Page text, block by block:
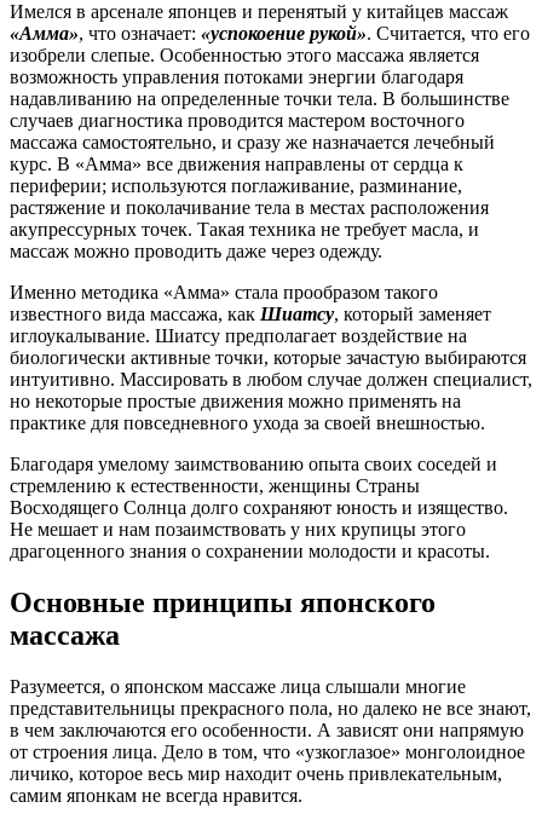
Имелся в арсенале японцев и перенятый у китайцев массаж
«Амма», что означает: «успокоение рукой». Считается, что его
изобрели слепые. Особенностью этого массажа является
возможность управления потоками энергии благодаря
надавливанию на определенные точки тела. В большинстве
случаев диагностика проводится мастером восточного
массажа самостоятельно, и сразу же назначается лечебный
курс. В «Амма» все движения направлены от сердца к
периферии; используются поглаживание, разминание,
растяжение и поколачивание тела в местах расположения
акупрессурных точек. Такая техника не требует масла, и
массаж можно проводить даже через одежду.
Именно методика «Амма» стала прообразом такого
известного вида массажа, как Шиатсу, который заменяет
иглоукалывание. Шиатсу предполагает воздействие на
биологически активные точки, которые зачастую выбираются
интуитивно. Массировать в любом случае должен специалист,
но некоторые простые движения можно применять на
практике для повседневного ухода за своей внешностью.
Благодаря умелому заимствованию опыта своих соседей и
стремлению к естественности, женщины Страны
Восходящего Солнца долго сохраняют юность и изящество.
Не мешает и нам позаимствовать у них крупицы этого
драгоценного знания о сохранении молодости и красоты.
Основные принципы японского
массажа
Разумеется, о японском массаже лица слышали многие
представительницы прекрасного пола, но далеко не все знают,
в чем заключаются его особенности. А зависят они напрямую
от строения лица. Дело в том, что «узкоглазое» монголоидное
личико, которое весь мир находит очень привлекательным,
самим японкам не всегда нравится.